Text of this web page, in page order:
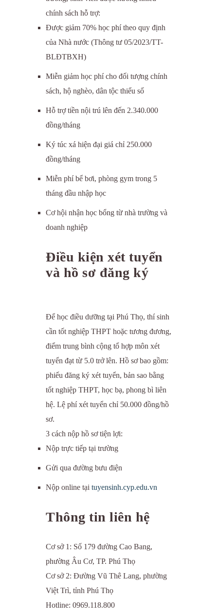
chính sách hỗ trợ:
Được giảm 70% học phí theo quy định
của Nhà nước (Thông tư 05/2023/TT-
BLĐTBXH)
Miễn giảm học phí cho đối tượng chính
sách, hộ nghèo, dân tộc thiểu số
Hỗ trợ tiền nội trú lên đến 2.340.000
đồng/tháng
Ký túc xá hiện đại giá chỉ 250.000
đồng/tháng
Miễn phí bể bơi, phòng gym trong 5
tháng đầu nhập học
Cơ hội nhận học bổng từ nhà trường và
doanh nghiệp
Điều kiện xét tuyển
và hồ sơ đăng ký
Để học điều dưỡng tại Phú Thọ, thí sinh
cần tốt nghiệp THPT hoặc tương đương,
điểm trung bình cộng tổ hợp môn xét
tuyển đạt từ 5.0 trở lên. Hồ sơ bao gồm:
phiếu đăng ký xét tuyển, bản sao bằng
tốt nghiệp THPT, học bạ, phong bì liên
hệ. Lệ phí xét tuyển chỉ 50.000 đồng/hồ
sơ.
3 cách nộp hồ sơ tiện lợi:
Nộp trực tiếp tại trường
Gửi qua đường bưu điện
Nộp online tại tuyensinh.cyp.edu.vn
Thông tin liên hệ
Cơ sở 1: Số 179 đường Cao Bang,
phường Âu Cơ, TP. Phú Thọ
Cơ sở 2: Đường Vũ Thê Lang, phường
Việt Trì, tỉnh Phú Thọ
Hotline: 0969.118.800